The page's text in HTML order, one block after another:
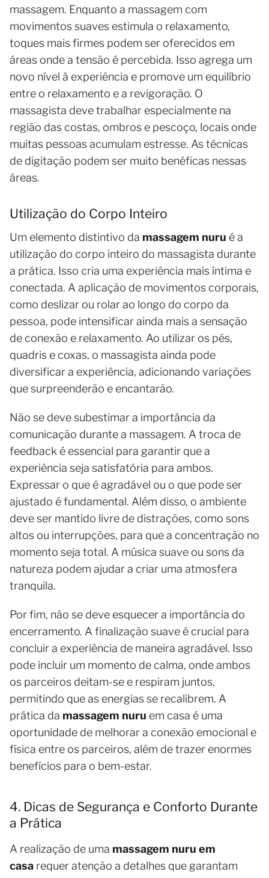
massagem. Enquanto a massagem com
movimentos suaves estimula o relaxamento,
toques mais firmes podem ser oferecidos em
áreas onde a tensão é percebida. Isso agrega um
novo nível à experiência e promove um equilíbrio
entre o relaxamento e a revigoração. O
massagista deve trabalhar especialmente na
região das costas, ombros e pescoço, locais onde
muitas pessoas acumulam estresse. As técnicas
de digitação podem ser muito benéficas nessas
áreas.
Utilização do Corpo Inteiro
Um elemento distintivo da massagem nuru é a
utilização do corpo inteiro do massagista durante
a prática. Isso cria uma experiência mais íntima e
conectada. A aplicação de movimentos corporais,
como deslizar ou rolar ao longo do corpo da
pessoa, pode intensificar ainda mais a sensação
de conexão e relaxamento. Ao utilizar os pés,
quadris e coxas, o massagista ainda pode
diversificar a experiência, adicionando variações
que surpreenderão e encantarão.
Não se deve subestimar a importância da
comunicação durante a massagem. A troca de
feedback é essencial para garantir que a
experiência seja satisfatória para ambos.
Expressar o que é agradável ou o que pode ser
ajustado é fundamental. Além disso, o ambiente
deve ser mantido livre de distrações, como sons
altos ou interrupções, para que a concentração no
momento seja total. A música suave ou sons da
natureza podem ajudar a criar uma atmosfera
tranquila.
Por fim, não se deve esquecer a importância do
encerramento. A finalização suave é crucial para
concluir a experiência de maneira agradável. Isso
pode incluir um momento de calma, onde ambos
os parceiros deitam-se e respiram juntos,
permitindo que as energias se recalibrem. A
prática da massagem nuru em casa é uma
oportunidade de melhorar a conexão emocional e
física entre os parceiros, além de trazer enormes
benefícios para o bem-estar.
4. Dicas de Segurança e Conforto Durante
a Prática
A realização de uma massagem nuru em
casa requer atenção a detalhes que garantam